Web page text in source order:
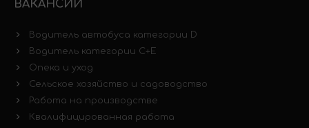
ВАКАНСИИ
Водитель автобуса категории D
Водитель категории C+E
Опека и уход
Сельское хозяйство и садоводство
Работа на производстве
Квалифицированная работа